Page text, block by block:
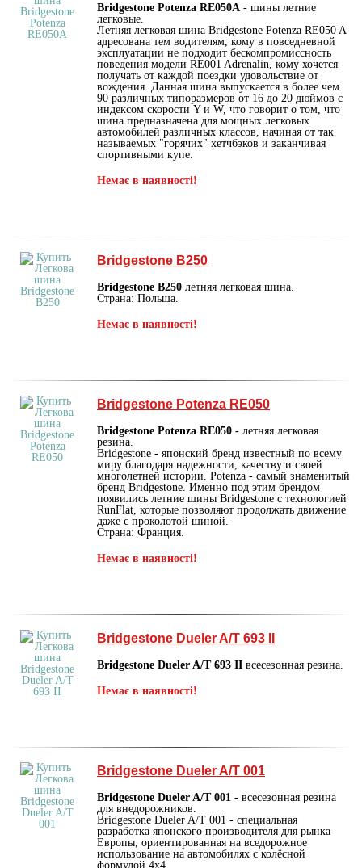
Bridgestone Potenza RE050A - шины летние
легковые.
Летняя легковая шина Bridgestone Potenza RE050 A
адресована тем водителям, кому в повседневной
эксплуатации не подходит бескомпромиссность
поведения модели RE001 Adrenalin, кому хочется
получать от каждой поездки удовольствие от
вождения. Данная шина выпускается в более чем
90 различных типоразмеров от 16 до 20 дюймов с
индексом скорости Y и W, что говорит о том, что
шина предназначена для мощных легковых
автомобилей различных классов, начиная от так
называемых "горячих" хетчбэков и заканчивая
спортивными купе.
Немає в наявності!
Bridgestone B250
Bridgestone B250 летняя легковая шина.
Страна: Польша.
Немає в наявності!
Bridgestone Potenza RE050
Bridgestone Potenza RE050 - летняя легковая
резина.
Bridgestone - японский бренд известный по всему
миру благодаря надежности, качеству и своей
многолетней истории. Potenza - самый знаменитый
бренд Bridgestone. Именно под этим брендом
появились летние шины Bridgestone с технологией
RunFlat, которые позволяют продолжать движение
даже с проколотой шиной.
Страна: Франция.
Немає в наявності!
Bridgestone Dueler A/T 693 II
Bridgestone Dueler A/T 693 II всесезонная резина.
Немає в наявності!
Bridgestone Dueler A/T 001
Bridgestone Dueler A/T 001 - всесезонная резина
для внедорожников.
Bridgestone Dueler A/T 001 - специальная
разработка японского производителя для рынка
Европы, ориентированная на вседорожное
использование на автомобилях с колёсной
формулой 4х4.